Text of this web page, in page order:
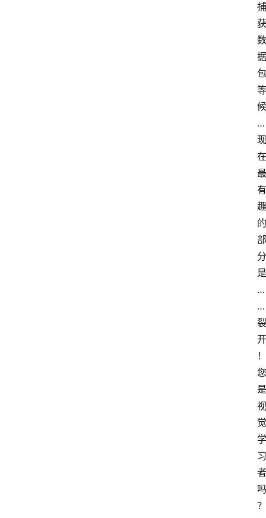
捕
获
数
据
包
等
候
…
现
在
最
有
趣
的
部
分
是
…
…
裂
开
！
您
是
视
觉
学
习
者
吗
？